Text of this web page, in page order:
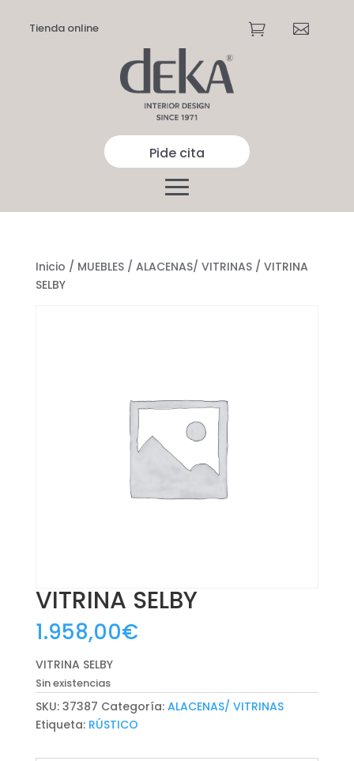
Tienda online  
Pide cita
Inicio / MUEBLES/ ALACENAS/ VITRINAS/ VITRINA
SELBY
VITRINA SELBY
1.958,00€
VITRINA SELBY
Sin existencias
SKU: 37387 Categoría: ALACENAS/ VITRINAS
Etiqueta: RÚSTICO